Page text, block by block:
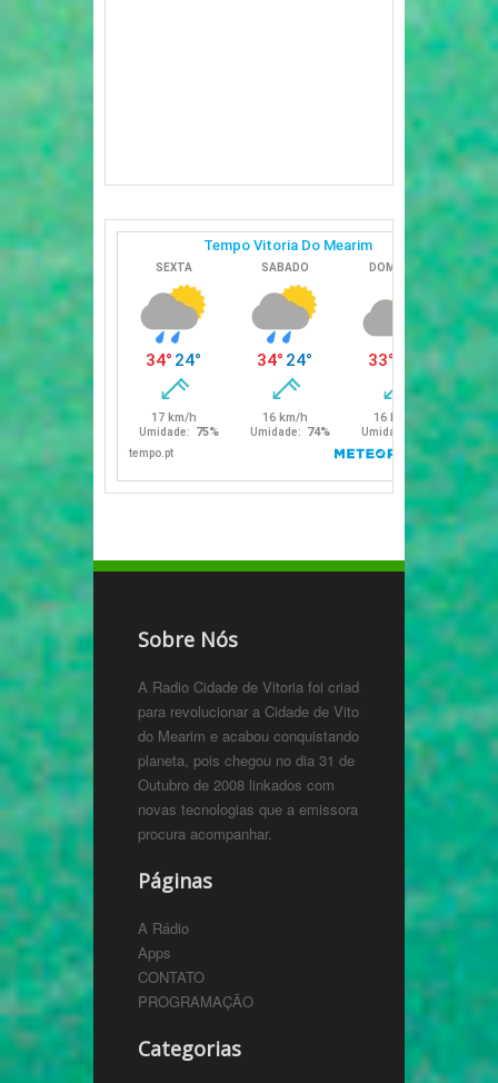
Sobre Nós
A Radio Cidade de Vitoria foi criada
para revolucionar a Cidade de Vitoria
do Mearim e acabou conquistando o
planeta, pois chegou no dia 31 de
Outubro de 2008 linkados com
novas tecnologias que a emissora
procura acompanhar.
Páginas
A Rádio
Apps
CONTATO
PROGRAMAÇÃO
Categorias